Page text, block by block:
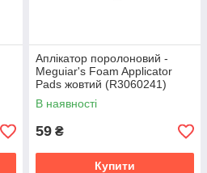
Аплікатор поролоновий -
Meguiar's Foam Applicator
Pads жовтий (R3060241)
В наявності
59 ₴
Купити